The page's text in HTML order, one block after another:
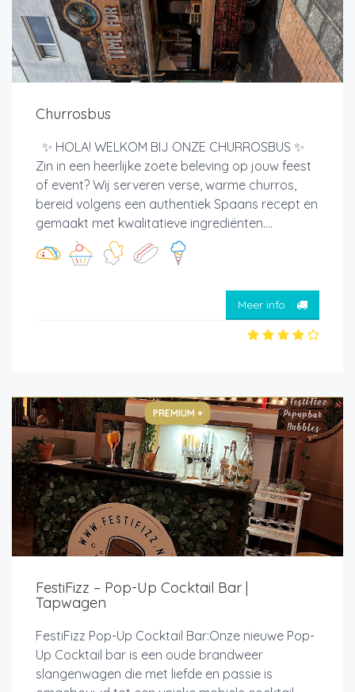
Churrosbus
✨ HOLA! WELKOM BIJ ONZE CHURROSBUS ✨
Zin in een heerlijke zoete beleving op jouw feest
of event? Wij serveren verse, warme churros,
bereid volgens een authentiek Spaans recept en
gemaakt met kwalitatieve ingrediënten....
Meer info
PREMIUM +
FestiFizz – Pop-Up Cocktail Bar |
Tapwagen
FestiFizz Pop-Up Cocktail Bar:Onze nieuwe Pop-
Up Cocktail bar is een oude brandweer
slangenwagen die met liefde en passie is